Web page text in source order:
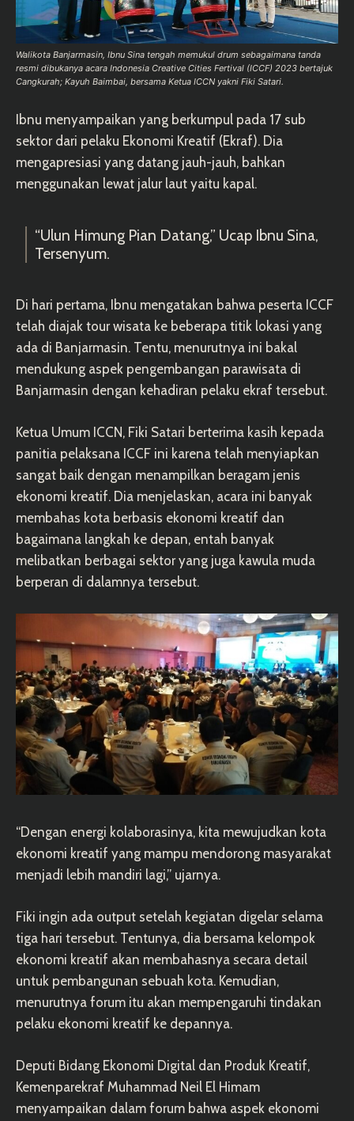
Walikota Banjarmasin, Ibnu Sina tengah memukul drum sebagaimana tanda
resmi dibukanya acara Indonesia Creative Cities Fertival (ICCF) 2023 bertajuk
Cangkurah; Kayuh Baimbai, bersama Ketua ICCN yakni Fiki Satari.
Ibnu menyampaikan yang berkumpul pada 17 sub
sektor dari pelaku Ekonomi Kreatif (Ekraf). Dia
mengapresiasi yang datang jauh-jauh, bahkan
menggunakan lewat jalur laut yaitu kapal.
“Ulun Himung Pian Datang,” Ucap Ibnu Sina,
Tersenyum.
Di hari pertama, Ibnu mengatakan bahwa peserta ICCF
telah diajak tour wisata ke beberapa titik lokasi yang
ada di Banjarmasin. Tentu, menurutnya ini bakal
mendukung aspek pengembangan parawisata di
Banjarmasin dengan kehadiran pelaku ekraf tersebut.
Ketua Umum ICCN, Fiki Satari berterima kasih kepada
panitia pelaksana ICCF ini karena telah menyiapkan
sangat baik dengan menampilkan beragam jenis
ekonomi kreatif. Dia menjelaskan, acara ini banyak
membahas kota berbasis ekonomi kreatif dan
bagaimana langkah ke depan, entah banyak
melibatkan berbagai sektor yang juga kawula muda
berperan di dalamnya tersebut.
“Dengan energi kolaborasinya, kita mewujudkan kota
ekonomi kreatif yang mampu mendorong masyarakat
menjadi lebih mandiri lagi,” ujarnya.
Fiki ingin ada output setelah kegiatan digelar selama
tiga hari tersebut. Tentunya, dia bersama kelompok
ekonomi kreatif akan membahasnya secara detail
untuk pembangunan sebuah kota. Kemudian,
menurutnya forum itu akan mempengaruhi tindakan
pelaku ekonomi kreatif ke depannya.
Deputi Bidang Ekonomi Digital dan Produk Kreatif,
Kemenparekraf Muhammad Neil El Himam
menyampaikan dalam forum bahwa aspek ekonomi